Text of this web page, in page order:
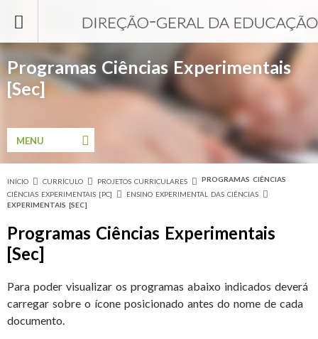
Programas Ciências Experimentais
[Sec]
Está aqui
INÍCIO CURRÍCULO
PROJETOS CURRICULARES
CIÊNCIAS EXPERIMENTAIS [PC]
ENSINO EXPERIMENTAL DAS CIÊNCIAS
PROGRAMAS CIÊNCIAS
EXPERIMENTAIS [SEC]
Programas Ciências Experimentais
[Sec]
Para poder visualizar os programas abaixo indicados deverá
carregar sobre o ícone posicionado antes do nome de cada
documento.
MENU